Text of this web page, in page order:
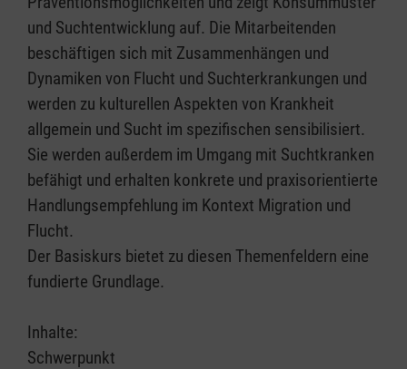
und Suchtentwicklung auf. Die Mitarbeitenden
beschäftigen sich mit Zusammenhängen und
Dynamiken von Flucht und Suchterkrankungen und
werden zu kulturellen Aspekten von Krankheit
allgemein und Sucht im spezifischen sensibilisiert.
Sie werden außerdem im Umgang mit Suchtkranken
befähigt und erhalten konkrete und praxisorientierte
Handlungsempfehlung im Kontext Migration und
Flucht.
Der Basiskurs bietet zu diesen Themenfeldern eine
fundierte Grundlage.
Inhalte:
Schwerpunkt